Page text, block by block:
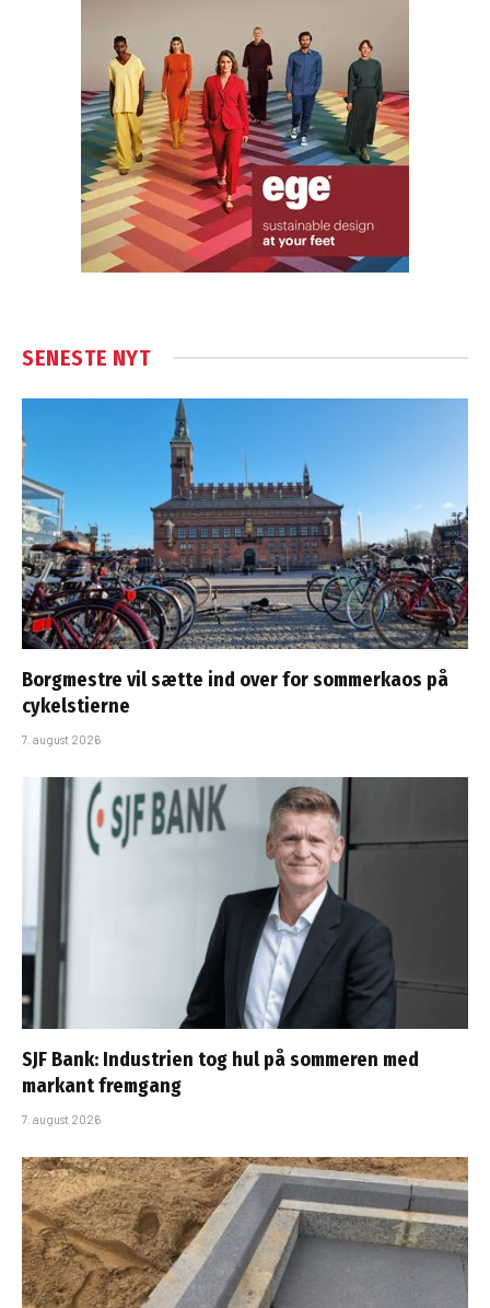
SENESTE NYT
Borgmestre vil sætte ind over for sommerkaos på
cykelstierne
7. august 2026
SJF Bank: Industrien tog hul på sommeren med
markant fremgang
7. august 2026